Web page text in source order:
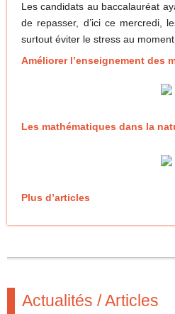
Les candidats au baccalauréat
de repasser, d’ici ce mercredi,
surtout éviter le stress au
Améliorer l’enseignement des
Les mathématiques dans la
Plus d’articles
Actualités / Articles